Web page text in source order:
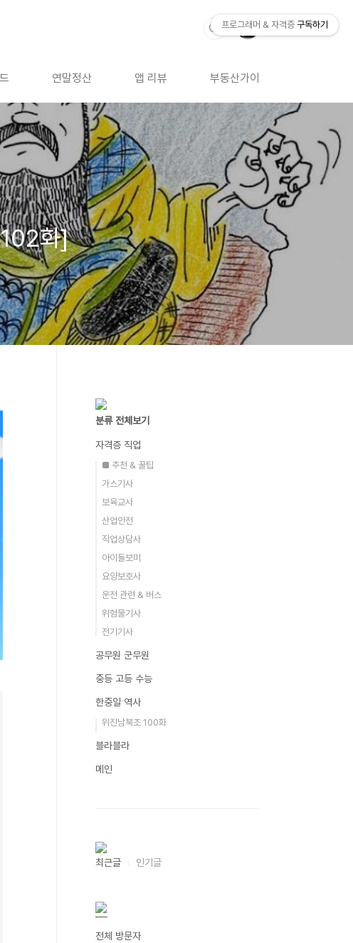
연말정산 앱 리뷰 부동산가이드
화]
분류 전체보기
자격증 직업
■ 추천 & 꿀팁
가스기사
보육교사
산업안전
직업상담사
아이돌보미
요양보호사
운전 관련 & 버스
위험물기사
전기기사
공무원 군무원
중등 고등 수능
한중일 역사
위진남북조 100화
블라블라
메인
최근글 인기글
전체 방문자
프로그래머 & 자격증 구독하기